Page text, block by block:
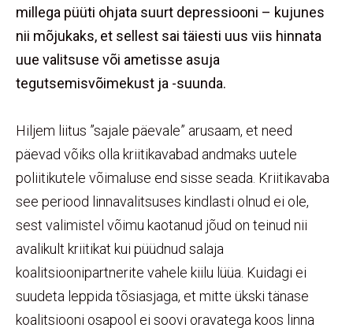
millega püüti ohjata suurt depressiooni – kujunes
nii mõjukaks, et sellest sai täiesti uus viis hinnata
uue valitsuse või ametisse asuja
tegutsemisvõimekust ja -suunda.
Hiljem liitus ”sajale päevale” arusaam, et need
päevad võiks olla kriitikavabad andmaks uutele
poliitikutele võimaluse end sisse seada. Kriitikavaba
see periood linnavalitsuses kindlasti olnud ei ole,
sest valimistel võimu kaotanud jõud on teinud nii
avalikult kriitikat kui püüdnud salaja
koalitsioonipartnerite vahele kiilu lüüa. Kuidagi ei
suudeta leppida tõsiasjaga, et mitte ükski tänase
koalitsiooni osapool ei soovi oravatega koos linna